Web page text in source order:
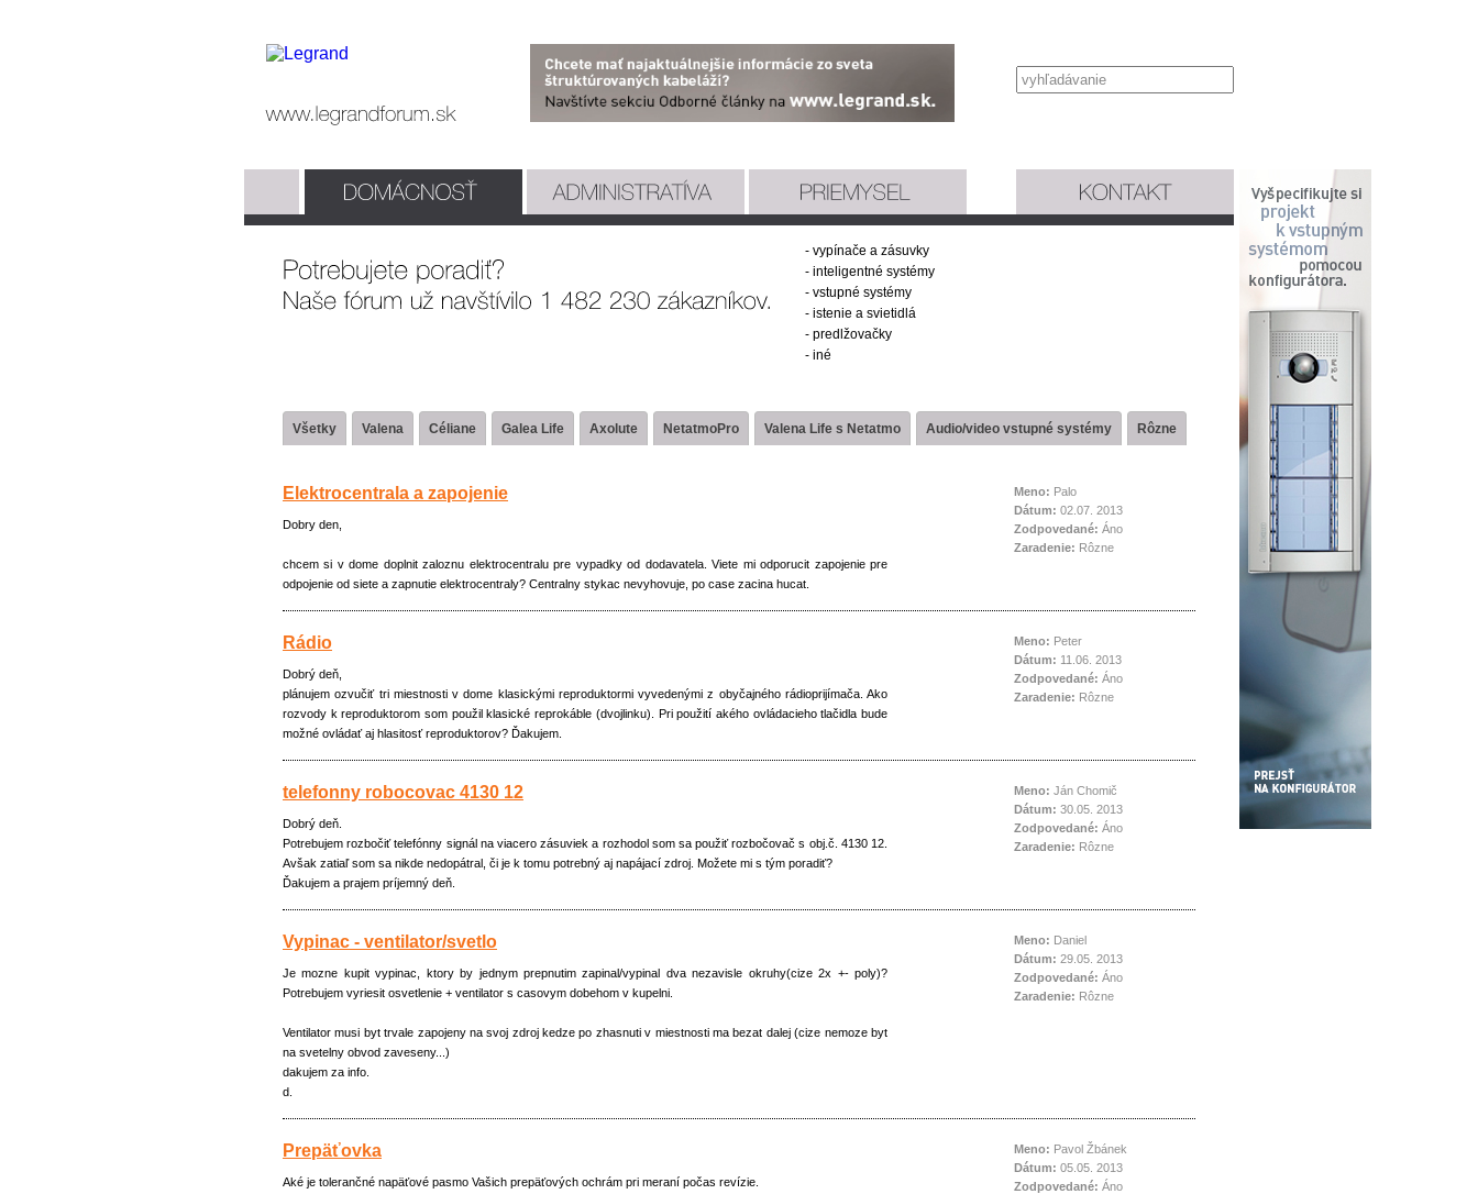
- vypínače a zásuvky
- inteligentné systémy
- vstupné systémy
- istenie a svietidlá
- predlžovačky
- iné
Všetky Valena Céliane Galea Life Axolute NetatmoPro Valena Life s Netatmo Audio/video vstupné systémy Rôzne
Meno: Palo
Dátum: 02.07. 2013
Zodpovedané: Áno
Zaradenie: Rôzne
Elektrocentrala a zapojenie
Dobry den,
chcem si v dome doplnit zaloznu elektrocentralu pre vypadky od dodavatela. Viete mi odporucit zapojenie pre
odpojenie od siete a zapnutie elektrocentraly? Centralny stykac nevyhovuje, po case zacina hucat.
Meno: Peter
Dátum: 11.06. 2013
Zodpovedané: Áno
Zaradenie: Rôzne
Rádio
Dobrý deň,
plánujem ozvučiť tri miestnosti v dome klasickými reproduktormi vyvedenými z obyčajného rádioprijímača. Ako
rozvody k reproduktorom som použil klasické reprokáble (dvojlinku). Pri použití akého ovládacieho tlačidla bude
možné ovládať aj hlasitosť reproduktorov? Ďakujem.
Meno: Ján Chomič
Dátum: 30.05. 2013
Zodpovedané: Áno
Zaradenie: Rôzne
telefonny robocovac 4130 12
Dobrý deň.
Potrebujem rozbočiť telefónny signál na viacero zásuviek a rozhodol som sa použiť rozbočovač s obj.č. 4130 12.
Avšak zatiaľ som sa nikde nedopátral, či je k tomu potrebný aj napájací zdroj. Možete mi s tým poradiť?
Ďakujem a prajem príjemný deň.
Meno: Daniel
Dátum: 29.05. 2013
Zodpovedané: Áno
Zaradenie: Rôzne
Vypinac - ventilator/svetlo
Je mozne kupit vypinac, ktory by jednym prepnutim zapinal/vypinal dva nezavisle okruhy(cize 2x +- poly)?
Potrebujem vyriesit osvetlenie + ventilator s casovym dobehom v kupelni.
Ventilator musi byt trvale zapojeny na svoj zdroj kedze po zhasnuti v miestnosti ma bezat dalej (cize nemoze byt
na svetelny obvod zaveseny...)
dakujem za info.
d.
Meno: Pavol Žbánek
Dátum: 05.05. 2013
Zodpovedané: Áno
Prepäťovka
Aké je tolerančné napäťové pasmo Vašich prepäťových ochrám pri meraní počas revízie.